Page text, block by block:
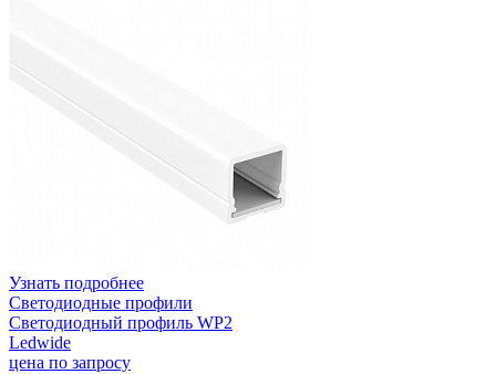
Узнать подробнее
Светодиодные профили
Светодиодный профиль WP2
Ledwide
цена по запросу